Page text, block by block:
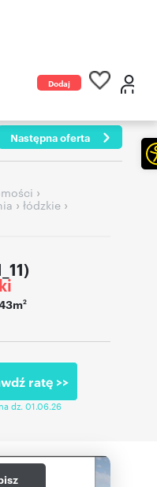
Dodaj
Następna oferta
›
› łódzkie ›
2
ratę >>
dz. 01.06.26